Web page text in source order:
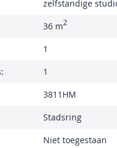
zelfstandige
36 m2
1
1
3811HM
Stadsring
Niet toegestaan